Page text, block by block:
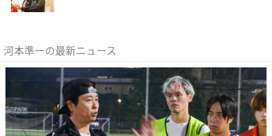
河本準一の最新ニュース